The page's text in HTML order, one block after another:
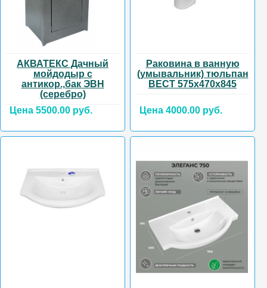
АКВАТЕКС Дачный
мойдодыр с
антикор.,бак ЭВН
(серебро)
Цена 5500.00 руб.
Раковина в ванную
(умывальник) тюльпан
ВЕСТ 575х470х845
Цена 4000.00 руб.